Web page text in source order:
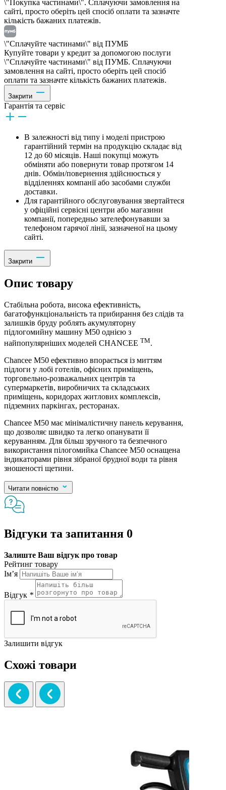
\"Покупка частинами\". Сплачуючи замовлення на
сайті, просто оберіть цей спосіб оплати та зазначте
кількість бажаних платежів.
\"Сплачуйте частинами\" від ПУМБ
Купуйте товари у кредит за допомогою послуги
\"Сплачуйте частинами\" від ПУМБ. Сплачуючи
замовлення на сайті, просто оберіть цей спосіб
оплати та зазначте кількість бажаних платежів.
Закрити
Гарантія та сервіс
В залежності від типу і моделі пристрою
гарантійний термін на продукцію складає від
12 до 60 місяців. Наші покупці можуть
обміняти або повернути товар протягом 14
днів. Обмін/повернення здійснюється у
відділеннях компанії або засобами служби
доставки.
Для гарантійного обслуговування звертайтеся
у офіційні сервісні центри або магазини
компанії, попередньо зателефонувавши за
телефоном гарячої лінії, зазначеної на цьому
сайті.
Закрити
Опис товару
Стабільна робота, висока ефективність,
багатофункціональність та прибирання без слідів та
залишків бруду роблять акумуляторну
підлогомийну машину M50 однією з
найпопулярніших моделей CHANCEE TM.
Chancee M50 ефективно впорається із миттям
підлоги у лобі готелів, офісних приміщень,
торговельно-розважальних центрів та
супермаркетів, виробничих та складських
приміщень, коридорах житлових комплексів,
підземних паркінгах, ресторанах.
Chancee M50 має мінімалістичну панель керування,
що дозволяє швидко та легко опанувати її
керуванням. Для більш зручного та безпечного
використання пілогомийка Chancee M50 оснащена
індикаторами рівня зібраної брудної води та рівня
зношеності щетини.
Читати повністю
Відгуки та запитання 0
Залиште Ваш відгук про товар
Рейтинг товару
Ім’я
Відгук *
Залишити відгук
Схожі товари